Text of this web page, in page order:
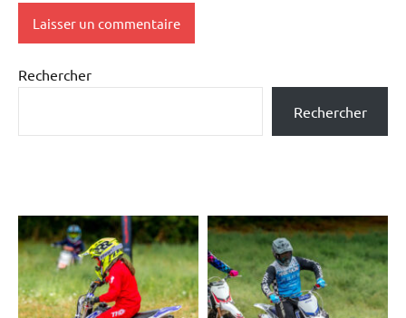
Rechercher
Rechercher